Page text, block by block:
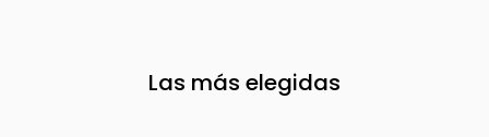
Las más elegidas